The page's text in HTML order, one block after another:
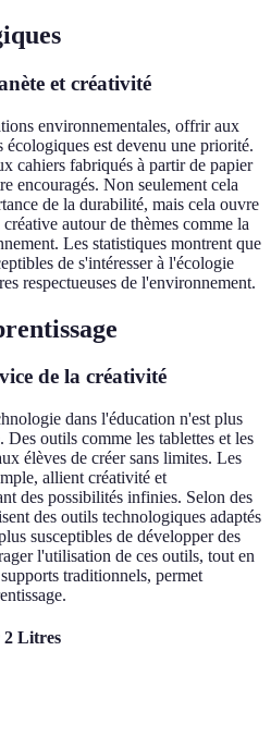
et créativité
environnementales, offrir aux
écologiques est devenu une priorité.
cahiers fabriqués à partir de papier
encouragés. Non seulement cela
de la durabilité, mais cela ouvre
autour de thèmes comme la
Les statistiques montrent que
de s'intéresser à l'écologie
respectueuses de l'environnement.
de la créativité
dans l'éducation n'est plus
Des outils comme les tablettes et les
élèves de créer sans limites. Les
allient créativité et
des possibilités infinies. Selon des
des outils technologiques adaptés
susceptibles de développer des
l'utilisation de ces outils, tout en
traditionnels, permet
2 Litres